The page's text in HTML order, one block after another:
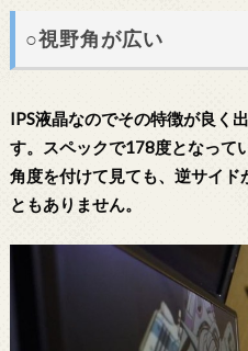
○視野角が広い
IPS液晶なのでその特徴が良く
す。スペックで178度となって
角度を付けて見ても、逆サイド
ともありません。